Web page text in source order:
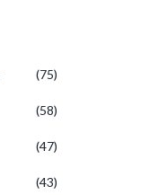
(75)
(58)
(47)
(43)